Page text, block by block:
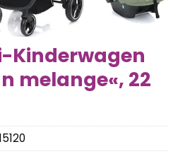
Kinderwagen
melange«, 22